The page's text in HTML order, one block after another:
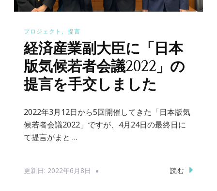
プロジェクト 提言
経済産業副大臣に「日本
版気候若者会議2022」の
提言を手交しました
2022年3月12日から5回開催してきた「日本版気
候若者会議2022」ですが、4月24日の最終日に
て提言がまと …
更新日: 2022年6月8日 読む